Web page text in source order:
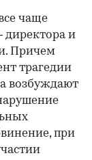
чаще
директора и
Причем
трагедии
возбуждают
при